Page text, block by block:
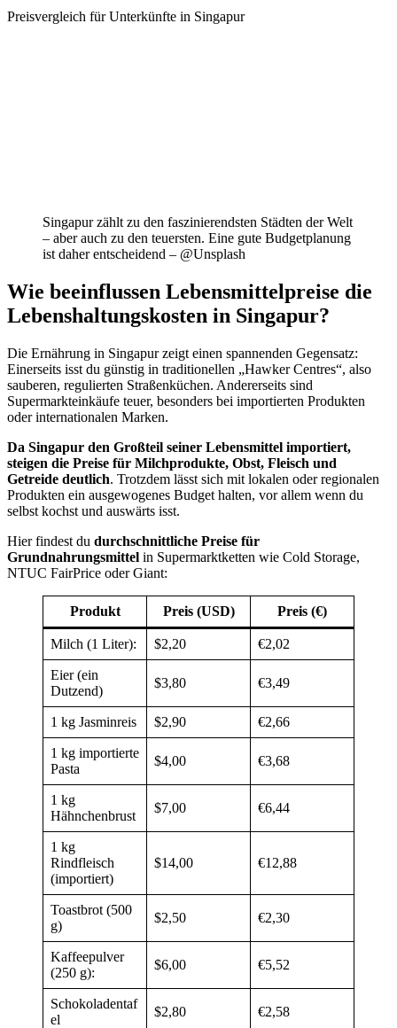
Preisvergleich für Unterkünfte in Singapur
Singapur zählt zu den faszinierendsten Städten der Welt
– aber auch zu den teuersten. Eine gute Budgetplanung
ist daher entscheidend – @Unsplash
Wie beeinflussen Lebensmittelpreise die
Lebenshaltungskosten in Singapur?
Die Ernährung in Singapur zeigt einen spannenden Gegensatz:
Einerseits isst du günstig in traditionellen „Hawker Centres“, also
sauberen, regulierten Straßenküchen. Andererseits sind
Supermarkteinkäufe teuer, besonders bei importierten Produkten
oder internationalen Marken.
Da Singapur den Großteil seiner Lebensmittel importiert,
steigen die Preise für Milchprodukte, Obst, Fleisch und
Getreide deutlich. Trotzdem lässt sich mit lokalen oder regionalen
Produkten ein ausgewogenes Budget halten, vor allem wenn du
selbst kochst und auswärts isst.
Hier findest du durchschnittliche Preise für
Grundnahrungsmittel in Supermarktketten wie Cold Storage,
NTUC FairPrice oder Giant:
Produkt Preis (USD) Preis (€)
Milch (1 Liter): $2,20 €2,02
Eier (ein
Dutzend)
$3,80 €3,49
1 kg Jasminreis $2,90 €2,66
1 kg importierte
Pasta
$4,00 €3,68
1 kg
Hähnchenbrust
$7,00 €6,44
1 kg
Rindfleisch
(importiert)
$14,00 €12,88
Toastbrot (500
g)
$2,50 €2,30
Kaffeepulver
(250 g):
$6,00 €5,52
Schokoladentaf
el
$2,80 €2,58